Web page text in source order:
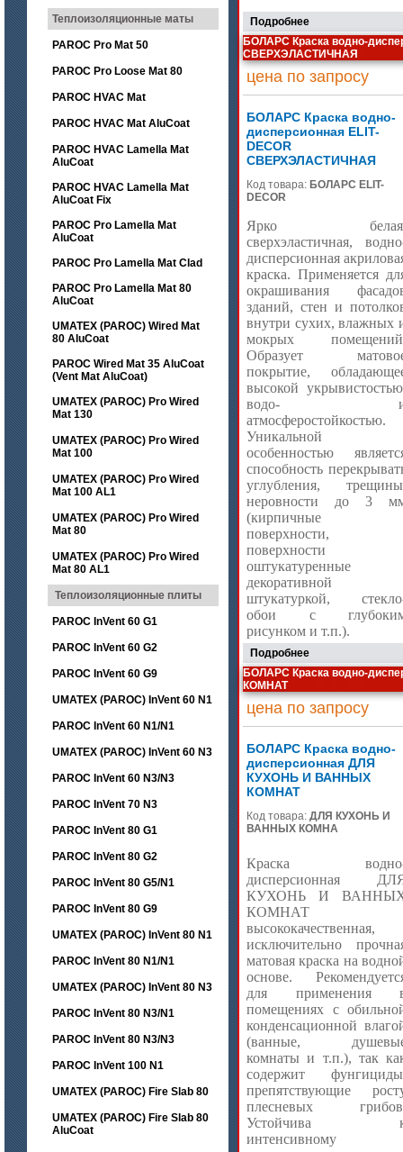
Теплоизоляционные маты
PAROC Pro Mat 50
PAROC Pro Loose Mat 80
PAROC HVAC Mat
PAROC HVAC Mat AluCoat
PAROC HVAC Lamella Mat
AluCoat
PAROC HVAC Lamella Mat
AluCoat Fix
PAROC Pro Lamella Mat
AluCoat
PAROC Pro Lamella Mat Clad
PAROC Pro Lamella Mat 80
AluCoat
UMATEX (PAROC) Wired Mat
80 AluCoat
PAROC Wired Mat 35 AluCoat
(Vent Mat AluCoat)
UMATEX (PAROC) Pro Wired
Mat 130
UMATEX (PAROC) Pro Wired
Mat 100
UMATEX (PAROC) Pro Wired
Mat 100 AL1
UMATEX (PAROC) Pro Wired
Mat 80
UMATEX (PAROC) Pro Wired
Mat 80 AL1
Теплоизоляционные плиты
PAROC InVent 60 G1
PAROC InVent 60 G2
PAROC InVent 60 G9
UMATEX (PAROC) InVent 60 N1
PAROC InVent 60 N1/N1
UMATEX (PAROC) InVent 60 N3
PAROC InVent 60 N3/N3
PAROC InVent 70 N3
PAROC InVent 80 G1
PAROC InVent 80 G2
PAROC InVent 80 G5/N1
PAROC InVent 80 G9
UMATEX (PAROC) InVent 80 N1
PAROC InVent 80 N1/N1
UMATEX (PAROC) InVent 80 N3
PAROC InVent 80 N3/N1
PAROC InVent 80 N3/N3
PAROC InVent 100 N1
UMATEX (PAROC) Fire Slab 80
UMATEX (PAROC) Fire Slab 80
AluCoat
Подробнее
БОЛАРС Краска водно-
СВЕРХЭЛАСТИЧНАЯ
цена по запросу
БОЛАРС Краска водно-
дисперсионная ELIT-
DECOR
СВЕРХЭЛАСТИЧНАЯ
Код товара: БОЛАРС ELIT-
DECOR
Ярко
сверхэластичная,
дисперсионная
краска. Применяется
окрашивания
зданий, стен и
внутри сухих, влажных
мокрых
Образует
покрытие,
высокой
водо-
атмосферостойкостью.
Уникальной
особенностью
способность
углубления,
неровности до 3
(кирпичные
поверхности,
поверхности
оштукатуренные
декоративной
штукатуркой,
обои с
рисунком и т.п.).
Подробнее
БОЛАРС Краска водно-
КОМНАТ
цена по запросу
БОЛАРС Краска водно-
дисперсионная ДЛЯ
КУХОНЬ И ВАННЫХ
КОМНАТ
Код товара: ДЛЯ КУХОНЬ И
ВАННЫХ КОМНА
Краска
дисперсионная
КУХОНЬ И
КОМНАТ
высококачественная,
исключительно
матовая краска на
основе.
для применения
помещениях с
конденсационной
(ванные,
комнаты и т.п.), так
содержит
препятствующие
плесневых
Устойчива
интенсивному